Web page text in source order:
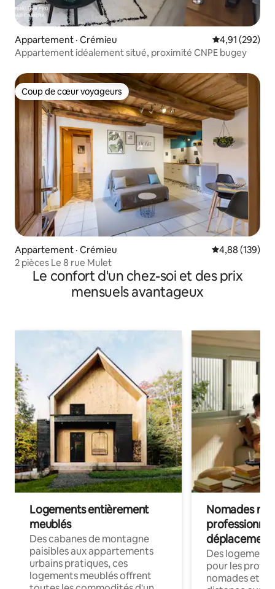
Appartement · Crémieu Note
4,91 (292)
Appartement idéalement situé, proximité CNPE bugey
Coup de cœur voyageurs
Coup de cœur voyageurs
Appartement · Crémieu Note
4,88 (139)
2 pièces Le 8 rue Mulet
Le confort d'un chez-soi et des prix
mensuels avantageux
Logements entièrement
meublés
Des cabanes de montagne
paisibles aux appartements
urbains pratiques, ces
logements meublés offrent
Nomades
déplacement
Des
pour les
nomades et